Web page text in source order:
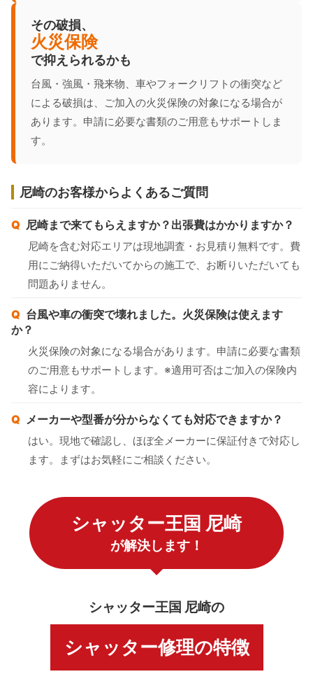
その破損、
火災保険
で抑えられるかも
台風・強風・飛来物、車やフォークリフトの衝突など
による破損は、ご加入の火災保険の対象になる場合が
あります。申請に必要な書類のご用意もサポートしま
す。
尼崎のお客様からよくあるご質問
尼崎まで来てもらえますか？出張費はかかりますか？
尼崎を含む対応エリアは現地調査・お見積り無料です。費
用にご納得いただいてからの施工で、お断りいただいても
問題ありません。
台風や車の衝突で壊れました。火災保険は使えます
か？
火災保険の対象になる場合があります。申請に必要な書類
のご用意もサポートします。※適用可否はご加入の保険内
容によります。
メーカーや型番が分からなくても対応できますか？
はい。現地で確認し、ほぼ全メーカーに保証付きで対応し
ます。まずはお気軽にご相談ください。
シャッター王国 尼崎
が解決します！
シャッター王国 尼崎の
シャッター修理の特徴